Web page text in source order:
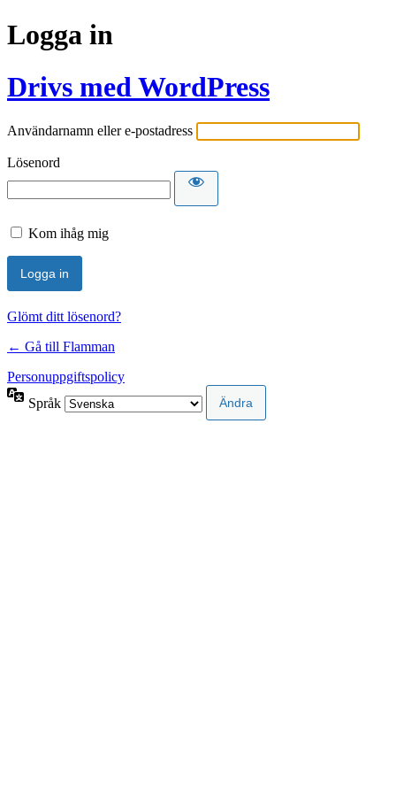
Logga in
Drivs med WordPress
Användarnamn eller e-postadress
Lösenord
Kom ihåg mig
Glömt ditt lösenord?
← Gå till Flamman
Personuppgiftspolicy
Språk